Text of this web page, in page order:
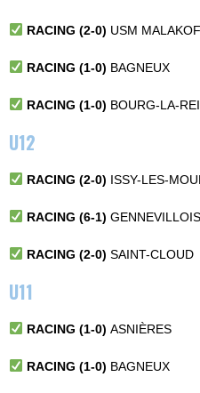
RACING (2-0) USM
RACING (1-0) BAGNEUX
RACING (1-0) BOURG-LA-
U12
RACING (2-0) ISSY-LES-
RACING (6-1)
RACING (2-0) SAINT-CLOUD
U11
RACING (1-0) ASNIÈRES
RACING (1-0) BAGNEUX